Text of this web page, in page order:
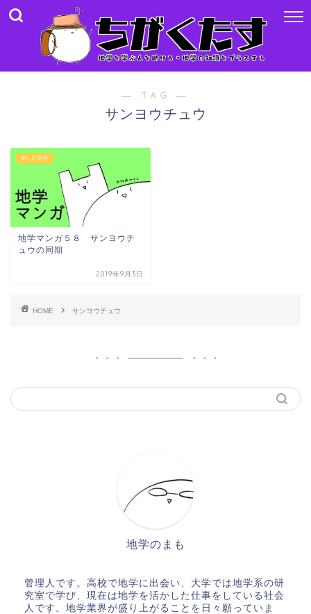
― TAG ―
サンヨウチュウ
楽しむ地学
地学マンガ５８ サンヨウチ
ュウの同期
2019年9月3日
HOME サンヨウチュウ
地学のまも
管理人です。高校で地学に出会い、大学では地学系の研
究室で学び、現在は地学を活かした仕事をしている社会
人です。地学業界が盛り上がることを日々願っていま